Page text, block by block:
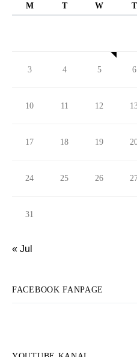
M T W T
3 4 5 6
10 11 12
17 18 19
24 25 26
31
« Jul
FACEBOOK FANPAGE